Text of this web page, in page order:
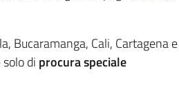
Bucaramanga, Cali, Cartagena e
di procura speciale